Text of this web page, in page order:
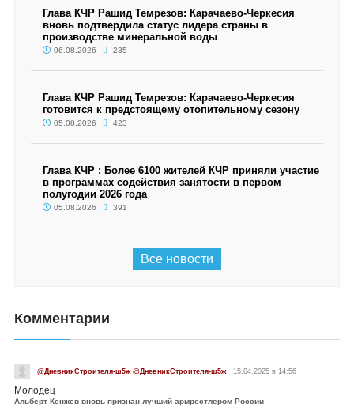
Глава КЧР Рашид Темрезов: Карачаево-Черкесия
вновь подтвердила статус лидера страны в
производстве минеральной воды
06.08.2026 235
Глава КЧР Рашид Темрезов: Карачаево-Черкесия
готовится к предстоящему отопительному сезону
05.08.2026 423
Глава КЧР : Более 6100 жителей КЧР приняли участие
в программах содействия занятости в первом
полугодии 2026 года
05.08.2026 391
Все новости
Комментарии
@ДневникСтроителя-ш5ж @ДневникСтроителя-ш5ж 15.04.2025 в 14:56
Молодец
Альберт Кенжев вновь признан лучший армрестлером России